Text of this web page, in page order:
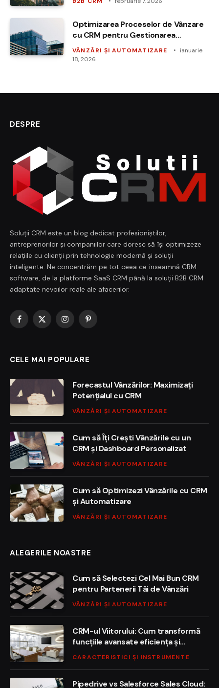
Optimizarea Proceselor de Vânzare
cu CRM pentru Gestionarea
Contractelor
VÂNZĂRI ȘI AUTOMATIZARE
ianuarie
18, 2026
DESPRE
Soluții CRM este un blog dedicat profesioniștilor,
antreprenorilor și companiilor care doresc să își optimizeze
relațiile cu clienții prin tehnologie modernă și soluții
inteligente. Ne concentrăm pe tot ceea ce înseamnă CRM
software, de la platforme SaaS CRM până la soluții B2B CRM
adaptate nevoilor reale ale afacerilor.
Facebook
X
InstagramPinterest
CELE MAI POPULARE
Forecastul Vânzărilor: Maximizați
Potențialul cu CRM
VÂNZĂRI ȘI AUTOMATIZARE
Cum să Îți Crești Vânzările cu un
CRM și Dashboard Personalizat
VÂNZĂRI ȘI AUTOMATIZARE
Cum să Optimizezi Vânzările cu CRM
și Automatizare
VÂNZĂRI ȘI AUTOMATIZARE
ALEGERILE NOASTRE
Cum să Selectezi Cel Mai Bun CRM
pentru Partenerii Tăi de Vânzări
VÂNZĂRI ȘI AUTOMATIZARE
CRM-ul Viitorului: Cum transformă
funcțiile avansate eficiența și
profitabilitatea companiilor
CARACTERISTICI ȘI INSTRUMENTE
Pipedrive vs Salesforce Sales Cloud: